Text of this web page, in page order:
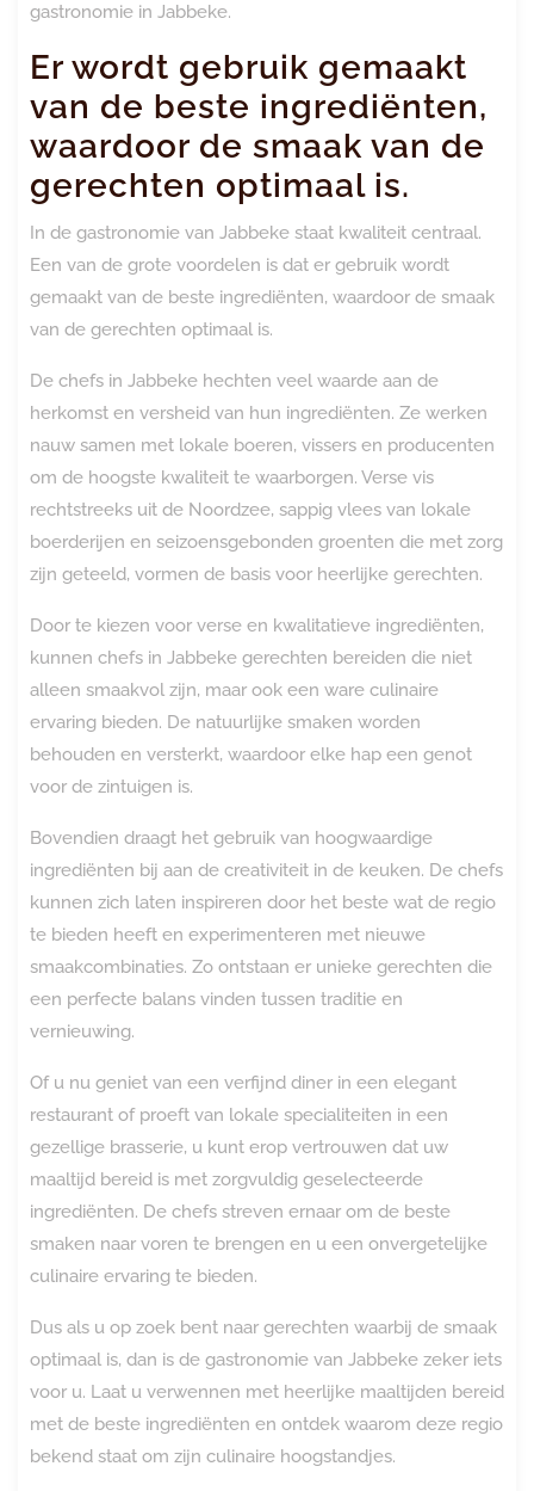
gastronomie in Jabbeke.
Er wordt gebruik gemaakt
van de beste ingrediënten,
waardoor de smaak van de
gerechten optimaal is.
In de gastronomie van Jabbeke staat kwaliteit centraal.
Een van de grote voordelen is dat er gebruik wordt
gemaakt van de beste ingrediënten, waardoor de smaak
van de gerechten optimaal is.
De chefs in Jabbeke hechten veel waarde aan de
herkomst en versheid van hun ingrediënten. Ze werken
nauw samen met lokale boeren, vissers en producenten
om de hoogste kwaliteit te waarborgen. Verse vis
rechtstreeks uit de Noordzee, sappig vlees van lokale
boerderijen en seizoensgebonden groenten die met zorg
zijn geteeld, vormen de basis voor heerlijke gerechten.
Door te kiezen voor verse en kwalitatieve ingrediënten,
kunnen chefs in Jabbeke gerechten bereiden die niet
alleen smaakvol zijn, maar ook een ware culinaire
ervaring bieden. De natuurlijke smaken worden
behouden en versterkt, waardoor elke hap een genot
voor de zintuigen is.
Bovendien draagt het gebruik van hoogwaardige
ingrediënten bij aan de creativiteit in de keuken. De chefs
kunnen zich laten inspireren door het beste wat de regio
te bieden heeft en experimenteren met nieuwe
smaakcombinaties. Zo ontstaan er unieke gerechten die
een perfecte balans vinden tussen traditie en
vernieuwing.
Of u nu geniet van een verfijnd diner in een elegant
restaurant of proeft van lokale specialiteiten in een
gezellige brasserie, u kunt erop vertrouwen dat uw
maaltijd bereid is met zorgvuldig geselecteerde
ingrediënten. De chefs streven ernaar om de beste
smaken naar voren te brengen en u een onvergetelijke
culinaire ervaring te bieden.
Dus als u op zoek bent naar gerechten waarbij de smaak
optimaal is, dan is de gastronomie van Jabbeke zeker iets
voor u. Laat u verwennen met heerlijke maaltijden bereid
met de beste ingrediënten en ontdek waarom deze regio
bekend staat om zijn culinaire hoogstandjes.